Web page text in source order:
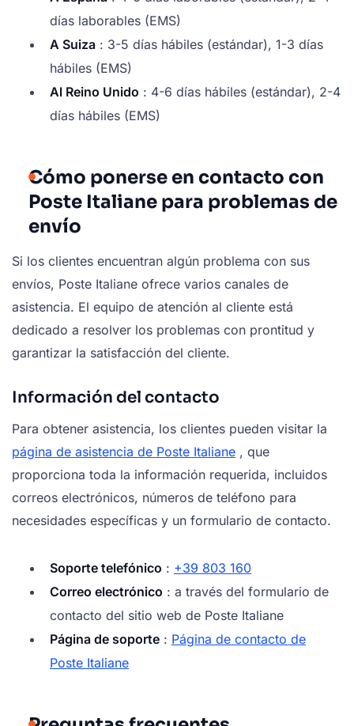
días laborables (EMS)
A Suiza : 3-5 días hábiles (estándar), 1-3 días
hábiles (EMS)
Al Reino Unido : 4-6 días hábiles (estándar), 2-4
días hábiles (EMS)
Cómo ponerse en contacto con
Poste Italiane para problemas de
envío
Si los clientes encuentran algún problema con sus
envíos, Poste Italiane ofrece varios canales de
asistencia. El equipo de atención al cliente está
dedicado a resolver los problemas con prontitud y
garantizar la satisfacción del cliente.
Información del contacto
Para obtener asistencia, los clientes pueden visitar la
página de asistencia de Poste Italiane , que
proporciona toda la información requerida, incluidos
correos electrónicos, números de teléfono para
necesidades específicas y un formulario de contacto.
Soporte telefónico : +39 803 160
Correo electrónico : a través del formulario de
contacto del sitio web de Poste Italiane
Página de soporte : Página de contacto de
Poste Italiane